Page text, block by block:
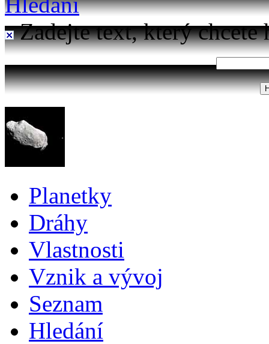
Zadejte text, který chcete
Planetky
Dráhy
Vlastnosti
Vznik a vývoj
Seznam
Hledání